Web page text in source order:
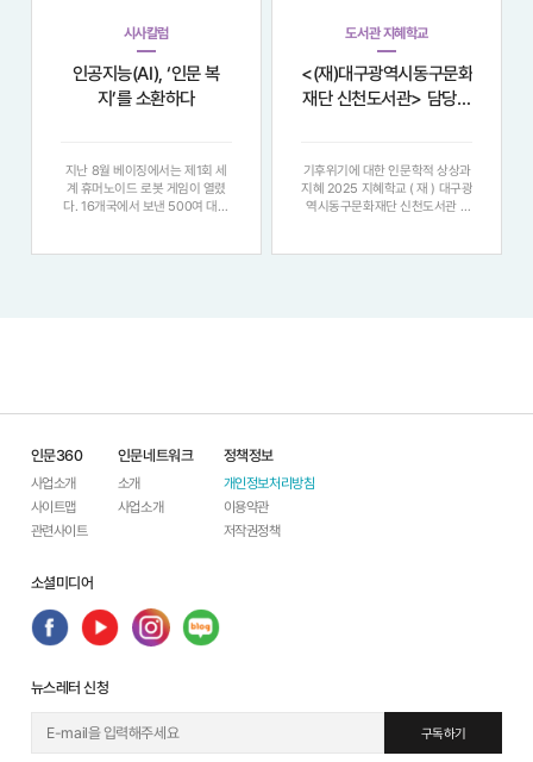
시사칼럼
인공지능(AI), ‘인문 복
지’를 소환하다
지난 8월 베이징에서는 제1회 세
계 휴머노이드 로봇 게임이 열렸
다. 16개국에서 보낸 500여 대의
현 단계 휴머노이드의 발전을 과시
도서관 지혜학교
<(재)대구광역시동구문화
재단 신천도서관> 담당자
기후위기에 대한 인문학적 상상과
지혜 2025 지혜학교 ( 재 ) 대구광
역시동구문화재단 신천도서관 >
국의 현실과 관련해서 기후변화로
인문360
사업소개
사이트맵
관련사이트
인문네트워크
소개
사업소개
정책정보
개인정보처리방침
이용약관
저작권정책
소셜미디어
뉴스레터 신청
구독하기